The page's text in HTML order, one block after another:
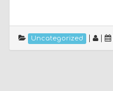
Uncategorized